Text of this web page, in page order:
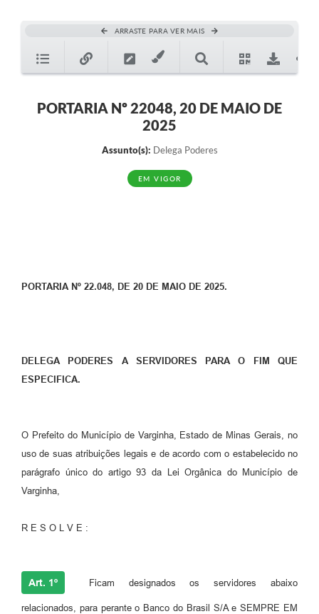
ARRASTE PARA VER MAIS
PORTARIA Nº 22048, 20 DE MAIO DE
2025
Assunto(s): Delega Poderes
EM VIGOR
PORTARIA Nº 22.048, DE 20 DE MAIO DE 2025.
DELEGA PODERES A SERVIDORES PARA O FIM QUE
ESPECIFICA.
O Prefeito do Município de Varginha, Estado de Minas Gerais, no
uso de suas atribuições legais e de acordo com o estabelecido no
parágrafo único do artigo 93 da Lei Orgânica do Município de
Varginha,
R E S O L V E :
Art. 1º Ficam designados os servidores abaixo
relacionados, para perante o Banco do Brasil S/A e SEMPRE EM